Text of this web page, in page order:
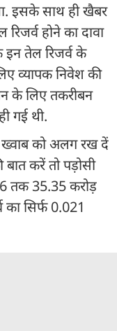
इसके साथ ही खैबर
होने का दावा
इन तेल रिजर्व के
व्यापक निवेश की
के लिए तकरीबन
गई थी.
ख्वाब को अलग रख दें
करें तो पड़ोसी
तक 35.35 करोड़
सिर्फ 0.021